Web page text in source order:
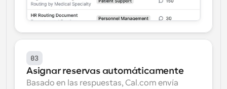
03
Asignar reservas automáticamente
Basado en las respuestas, Cal.com envía